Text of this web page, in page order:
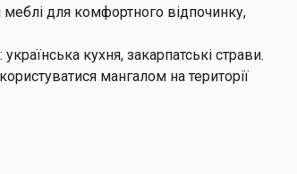
для комфортного відпочинку,
кухня, закарпатські страви.
мангалом на території